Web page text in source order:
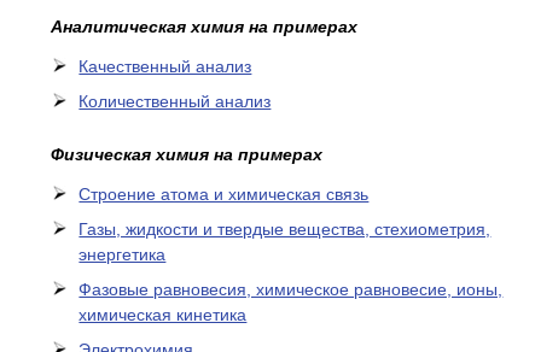
Аналитическая химия на примерах
Качественный анализ
Количественный анализ
Физическая химия на примерах
Cтроение атома и химическая связь
Газы, жидкости и твердые вещества, стехиометрия,
энергетика
Фазовые равновесия, химическое равновесие, ионы,
химическая кинетика